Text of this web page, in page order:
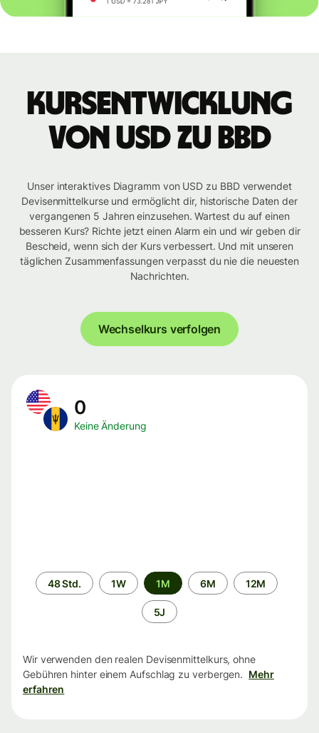
Kursentwicklung
von USD zu BBD
Unser interaktives Diagramm von USD zu BBD verwendet
Devisenmittelkurse und ermöglicht dir, historische Daten der
vergangenen 5 Jahren einzusehen. Wartest du auf einen
besseren Kurs? Richte jetzt einen Alarm ein und wir geben dir
Bescheid, wenn sich der Kurs verbessert. Und mit unseren
täglichen Zusammenfassungen verpasst du nie die neuesten
Nachrichten.
Wechselkurs verfolgen
0
Keine Änderung
Zeitraum
48 Std. 1W 1M 6M 12M
5J
Wir verwenden den realen Devisenmittelkurs, ohne
Gebühren hinter einem Aufschlag zu verbergen. Mehr
erfahren